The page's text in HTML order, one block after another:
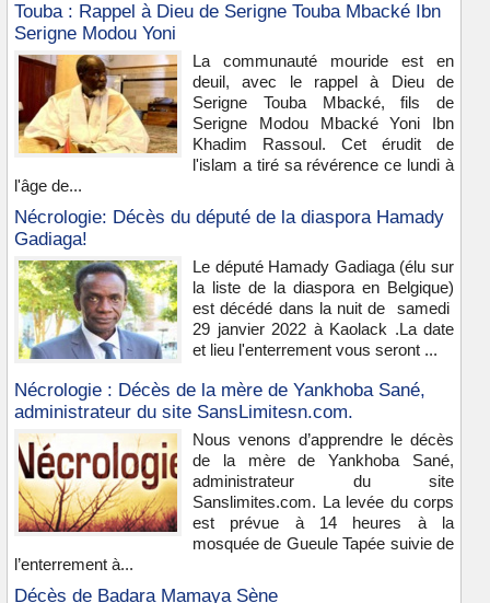
Touba : Rappel à Dieu de Serigne Touba Mbacké Ibn
Serigne Modou Yoni
La communauté mouride est en
deuil, avec le rappel à Dieu de
Serigne Touba Mbacké, fils de
Serigne Modou Mbacké Yoni Ibn
Khadim Rassoul. Cet érudit de
l'islam a tiré sa révérence ce lundi à
l'âge de...
Nécrologie: Décès du député de la diaspora Hamady
Gadiaga!
Le député Hamady Gadiaga (élu sur
la liste de la diaspora en Belgique)
est décédé dans la nuit de samedi
29 janvier 2022 à Kaolack .La date
et lieu l'enterrement vous seront ...
Nécrologie : Décès de la mère de Yankhoba Sané,
administrateur du site SansLimitesn.com.
Nous venons d’apprendre le décès
de la mère de Yankhoba Sané,
administrateur du site
Sanslimites.com. La levée du corps
est prévue à 14 heures à la
mosquée de Gueule Tapée suivie de
l’enterrement à...
Décès de Badara Mamaya Sène